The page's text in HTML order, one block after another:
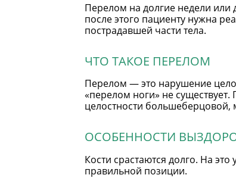
Перелом на долгие недели
после этого пациенту нужна
пострадавшей части тела.
ЧТО ТАКОЕ ПЕРЕЛОМ
Перелом — это нарушение
«перелом ноги» не
целостности
ОСОБЕННОСТИ
Кости срастаются долго. На
правильной позиции.